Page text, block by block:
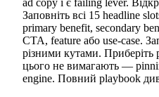
Заповніть всі 15 headline
primary benefit, secondary
CTA, feature або use-case.
різними кутами. Приберіть
цього не вимагають —
engine. Повний playbook